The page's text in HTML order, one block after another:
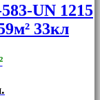
UN 1215
33кл